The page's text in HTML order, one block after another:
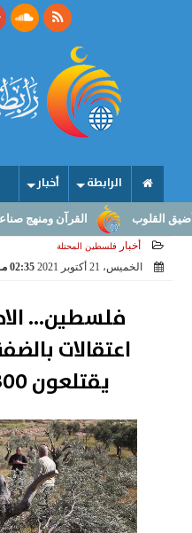
الرابطة أخبار
القرآن ومنهج صناعة
أخبار فلسطين المحتلة
الخميس، 21 أكتوبر 2021 02:35 مـ
فلسطين...
اعتقالات
يقتلعون 300 شجرة زيتون